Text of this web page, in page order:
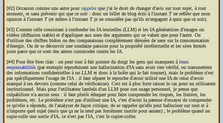
[#2] Occasion comme une autre pourrappelerque j'ai le droit de changer d'avis sur tout sujet, à tout
moment, et sans prévenir qui que ce soit : donc un billet de blog écrit à l'instant Tne reflète que mon
opinion à l'instant T(et même à l'instant Tje ne considère pas qu'ils m'engagent à quoi que ce soit).
[#3] Comme celle consistant à confondre les IAtextuelles (LLM) et les IAgénératrices d'images ou
vidéos (diffusion stable) et d'appliquer aux unes des arguments qui ne valent que pour l'autre. Ou
d'utiliser des chiffres bidon ou des comparaisons complètement dénuées de sens sur la consommation
d'énergie. Ou de se découvrir une soudaine passion pour la propriété intellectuelle et les sites fermés
juste parce que ce sont des armes commodes contre les IA.
[#4] Pour être bien clair : on peut tout à fait pointer du doigt les gens qui manquent àleurs
responsabilités(par exemple reproduisent une hallucination d'IAsans avoir rien vérifié, ou transmettent
des informations confidentielles à un LLMet donc à la boîte qui le fait tourner), mais le problème n'est
pas spécifiquement l'usage de l'IA: il faut séparer le reproche d'avoir utilisé une IAde celui d'avoir
manqué à ses devoirs (comme celui de vérification). Ceci est à plus forte raison le cas pour un utilisateur
institutionnel. Mais pour l'utilisateur lambda d'un LLMpour son usage personnel, je pense que
culpabiliser n'a aucun sens : il faut plutôt éduquer pour faire comprendre les risques, les limites, les
problèmes, etc. Le problème n'est pas d'utiliser une IA, c'est d'avoir la paresse d'essayer de comprendre
ce qu'elle a répondu, de l'analyser de façon critique, de se rappeler qu'elle peut halluciner sur tout et à
n'importe quel sujet (maisque ça ne la rend pas forcément inutile pour autant) ; le problème quand on
copie-colle une sortie d'IA, ce n'est pas l'IA, c'est le copier-coller.